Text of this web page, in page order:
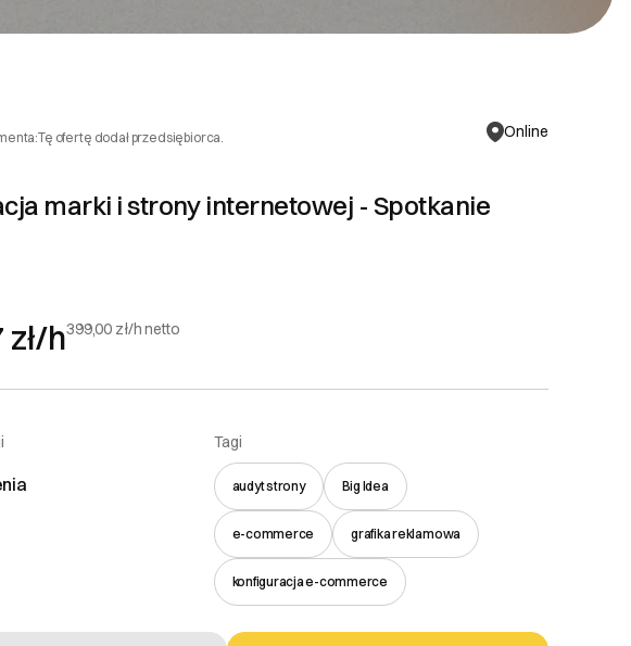
Tę ofertę dodał przedsiębiorca. Online
marki i strony internetowej - Spotkanie
h399,00 zł/h netto
Tagi
audyt strony Big Idea
e-commerce grafika reklamowa
konfiguracja e-commerce